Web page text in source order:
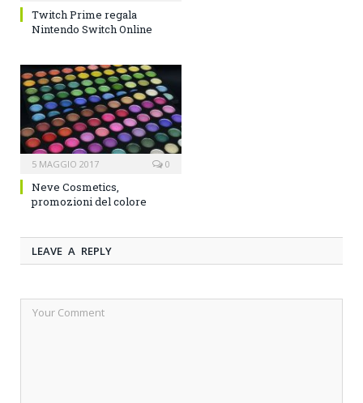
Twitch Prime regala
Nintendo Switch Online
5 MAGGIO 2017 0
Neve Cosmetics,
promozioni del colore
LEAVE A REPLY